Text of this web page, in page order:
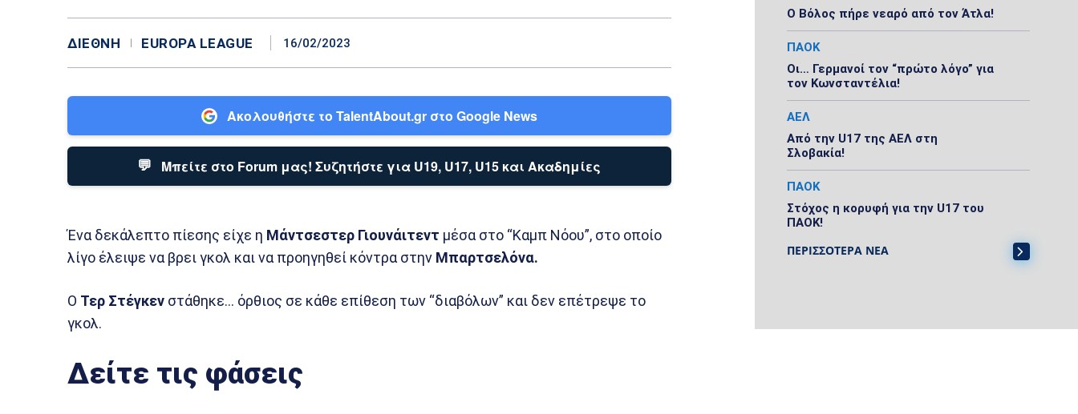
ΔΙΕΘΝΉ EUROPA LEAGUE 16/02/2023
Ακολουθήστε το TalentAbout.gr στο Google News
💬 Μπείτε στο Forum μας! Συζητήστε για U19, U17, U15 και Ακαδημίες
Ένα δεκάλεπτο πίεσης είχε η Μάντσεστερ Γιουνάιτεντ μέσα στο “Καμπ Νόου”, στο οποίο
λίγο έλειψε να βρει γκολ και να προηγηθεί κόντρα στην Μπαρτσελόνα.
Ο Τερ Στέγκεν στάθηκε… όρθιος σε κάθε επίθεση των “διαβόλων” και δεν επέτρεψε το
γκολ.
Δείτε τις φάσεις
Ο Βόλος πήρε νεαρό από τον Άτλα!
ΠΑΟΚ
Οι… Γερμανοί τον “πρώτο λόγο” για
τον Κωνσταντέλια!
ΑΕΛ
Από την U17 της ΑΕΛ στη
Σλοβακία!
ΠΑΟΚ
Στόχος η κορυφή για την U17 του
ΠΑΟΚ!
ΠΕΡΙΣΣΟΤΕΡΑ ΝΕΑ